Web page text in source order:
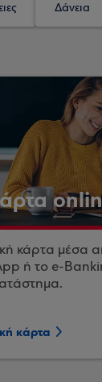
Δάνεια
κάρτα μέσα
ή το e-
κάρτα